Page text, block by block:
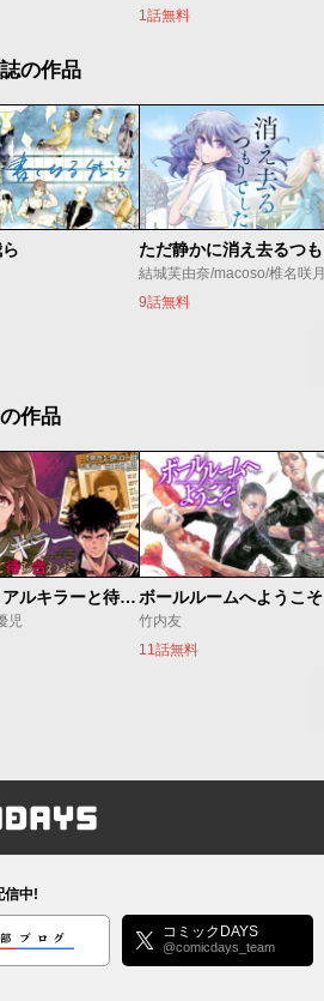
1話無料
の作品
結城芙由奈/macoso/椎名咲月
9話無料
作品
今夜もシリアルキラーと待ち合わせ
児
ボールルームへようこそ
竹内友
11話無料
クDAYS
信中!
コミックDAYS
@comicdays_team